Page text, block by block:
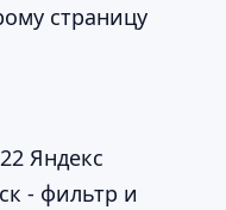
страницу
Яндекс
- фильтр и